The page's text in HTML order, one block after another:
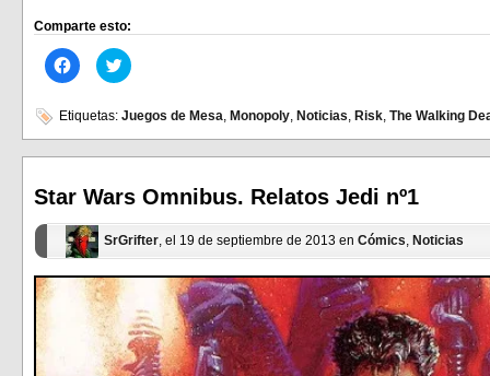
Comparte esto:
Haz
clic
en
Facebook
(Se
abre
ventana
nueva)
Haz
clic
en
Twitter
(Se
abre
ventana
nueva)
Etiquetas: Juegos de Mesa, Monopoly, Noticias, Risk, The Walking
Star Wars Omnibus. Relatos Jedi nº1
SrGrifter, el 19 de septiembre de 2013 en Cómics, Noticias